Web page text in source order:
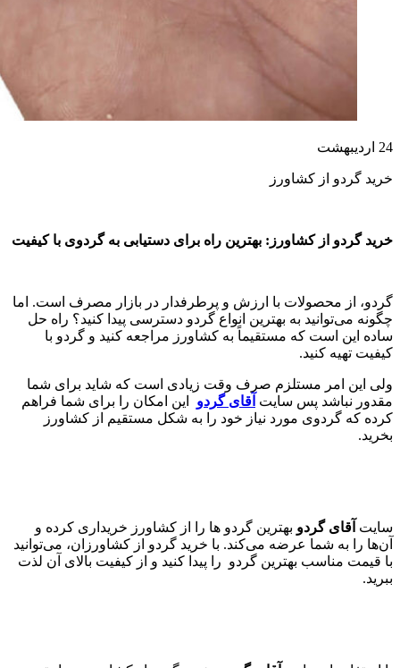
24 اردیبهشت
خرید گردو از کشاورز
خرید گردو از کشاورز: بهترین راه برای دستیابی به گردوی با کیفیت
گردو، از محصولات با ارزش و پرطرفدار در بازار مصرف است. اما
چگونه می‌توانید به بهترین انواع گردو دسترسی پیدا کنید؟ راه حل
ساده این است که مستقیماً به کشاورز مراجعه کنید و گردو با
کیفیت تهیه کنید.
ولی این امر مستلزم صرف وقت زیادی است که شاید برای شما
مقدور نباشد پس سایت آقای گردو
این امکان را برای شما فراهم
کرده که گردوی مورد نیاز خود را به شکل مستقیم از کشاورز
بخرید.
سایت آقای گردو بهترین گردو ها را از کشاورز خریداری کرده و
آن‌ها را به شما عرضه می‌کند. با خرید گردو از کشاورزان، می‌توانید
با قیمت مناسب بهترین گردو را پیدا کنید و از کیفیت بالای آن لذت
ببرید.